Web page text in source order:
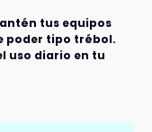
tus equipos
poder tipo trébol.
uso diario en tu